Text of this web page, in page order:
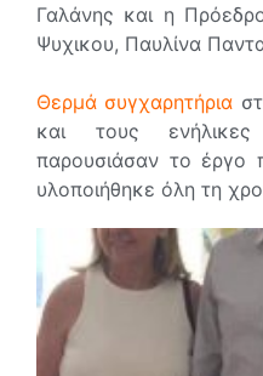
Γαλάνης και η
Ψυχικου, Παυλίνα
Θερμά συγχαρητήρια
και τους ενήλικες
παρουσιάσαν το έργο
υλοποιήθηκε όλη τη